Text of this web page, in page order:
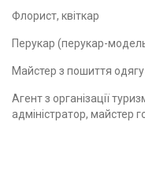
Флорист, квіткар
Перукар (перукар-
Майстер з пошиття
Агент з організації
адміністратор, майстер